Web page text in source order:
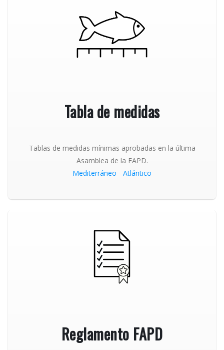
Tabla de medidas
Tablas de medidas mínimas aprobadas en la última
Asamblea de la FAPD.
Mediterráneo - Atlántico
Reglamento FAPD